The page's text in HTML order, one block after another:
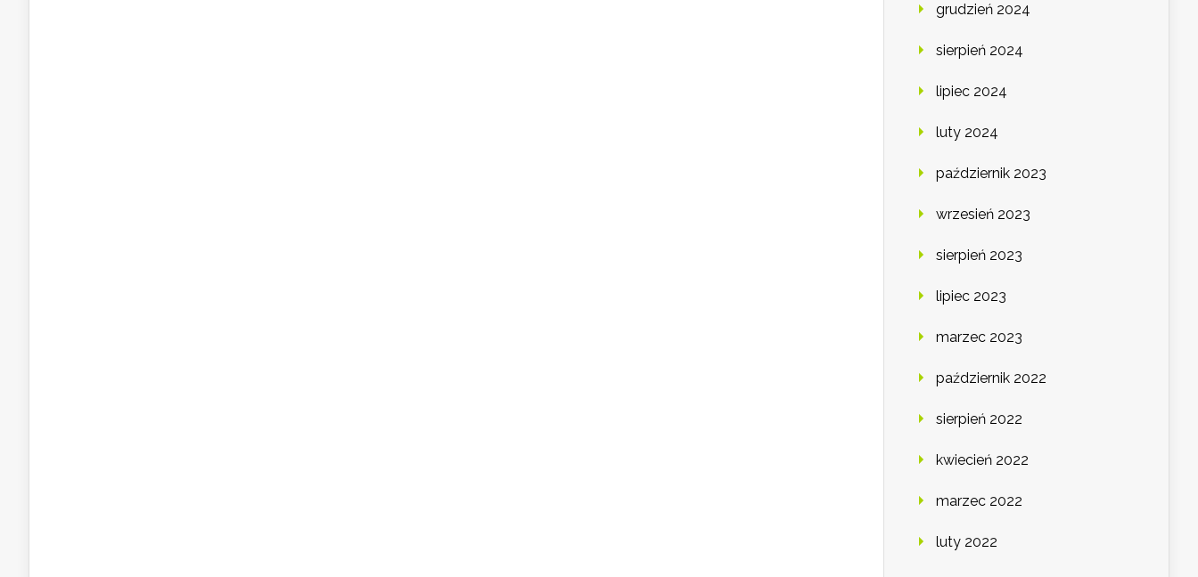
grudzień 2024
sierpień 2024
lipiec 2024
luty 2024
październik 2023
wrzesień 2023
sierpień 2023
lipiec 2023
marzec 2023
październik 2022
sierpień 2022
kwiecień 2022
marzec 2022
luty 2022